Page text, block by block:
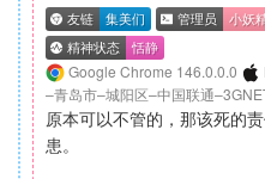
Google Chrome 146.0.0.0
–青岛市–城阳区–中国联通
原本可以不管的，那该死的
患。